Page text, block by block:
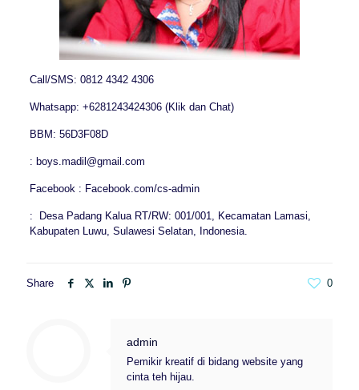
Call/SMS: 0812 4342 4306
Whatsapp: +6281243424306 (Klik dan Chat)
BBM: 56D3F08D
: boys.madil@gmail.com
Facebook : Facebook.com/cs-admin
: Desa Padang Kalua RT/RW: 001/001, Kecamatan Lamasi,
Kabupaten Luwu, Sulawesi Selatan, Indonesia.
Share 0
admin
Pemikir kreatif di bidang website yang
cinta teh hijau.